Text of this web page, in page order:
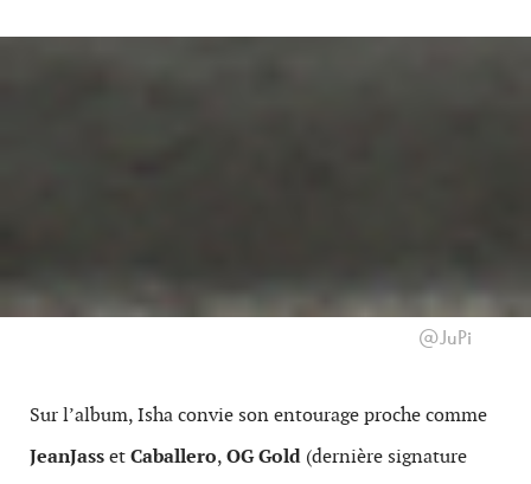
@JuPi
Sur l’album, Isha convie son entourage proche comme
JeanJassetCaballero,OG Gold (dernière signature